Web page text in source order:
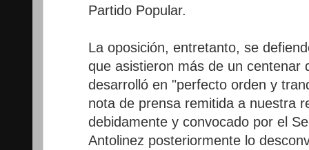
Partido Popular.
La oposición, entretanto, se
que asistieron más de un centenar
desarrolló en "perfecto orden y
nota de prensa remitida a nuestra
debidamente y convocado por el
Antolinez posteriormente lo